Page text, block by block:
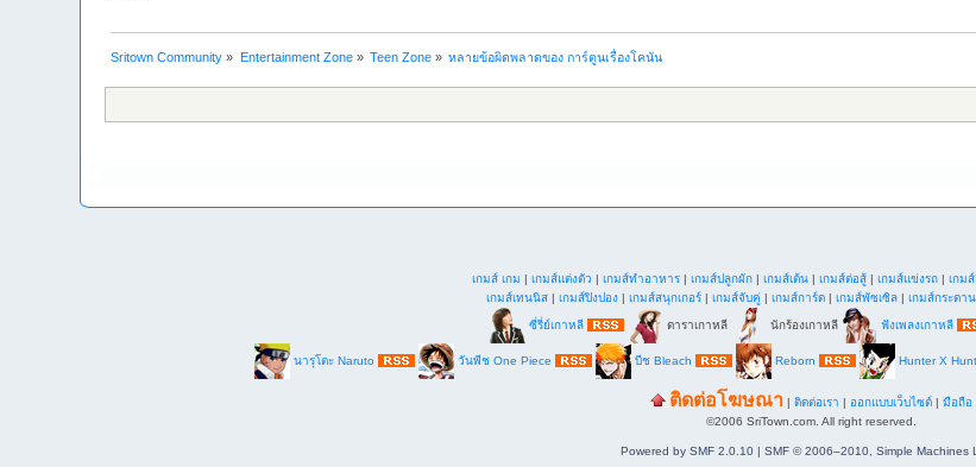
Sritown Community » Entertainment Zone» Teen Zone » หลายข้อผิดพลาดของ การ์ตูนเรื่องโคนัน
เกมส์ เกม | เกมส์แต่งตัว | เกมส์ทำอาหาร| เกมส์ปลูกผัก| เกมส์เต้น| เกมส์ต่อสู้| เกมส์แข่งรถ| เกม
เกมส์เทนนิส | เกมส์ปิงปอง | เกมส์สนุกเกอร์ | เกมส์จับคู่ | เกมส์การ์ด | เกมส์พัซเซิล | เกมส์กระดาน
ซี่รี่ย์เกาหลี ดาราเกาหลี นักร้องเกาหลี ฟังเพลงเกาหลี
นารุโตะ Naruto วันพีช One Piece บีช Bleach Reborn Hunter X
ติดต่อโฆษณา| ติดต่อเรา | ออกแบบเว็บไซต์| มือถือ
©2006 SriTown.com. All right reserved.
Powered by SMF 2.0.10 SMF © 2006–2010, Simple Machines